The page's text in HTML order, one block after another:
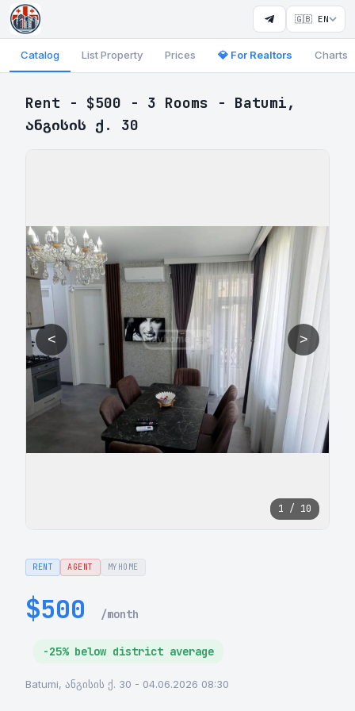
🇬🇧 EN
Catalog List Property Prices 💎 For Realtors Charts
Rent - $500 - 3 Rooms - Batumi,
ანგისის ქ. 30
< >
1 / 10
RENT AGENT MYHOME
$500 /month
-25% below district average
Batumi, ანგისის ქ. 30 - 04.06.2026 08:30